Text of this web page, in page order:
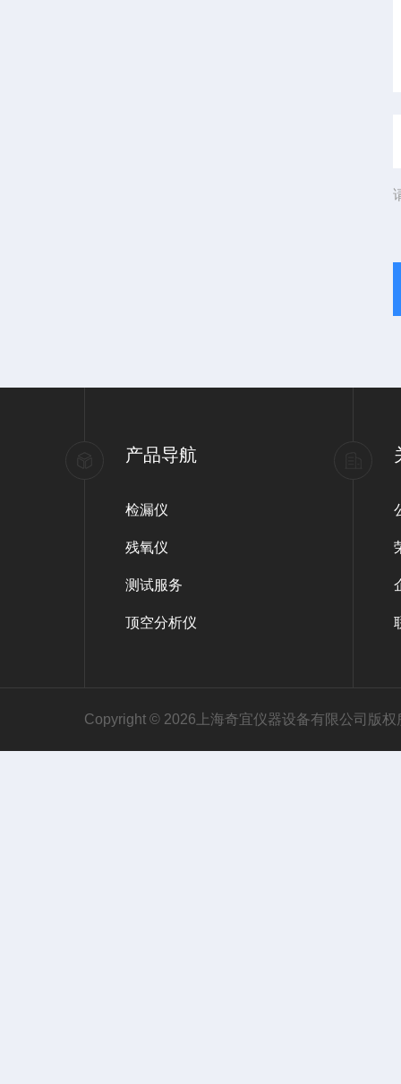
产品导航
检漏仪
残氧仪
测试服务
顶空分析仪
Copyright © 2026上海奇宜仪器设备有限公司版